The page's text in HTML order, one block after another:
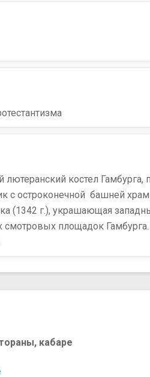
костел
с остроконечной башней
г.), украшающая
площадок
кабаре